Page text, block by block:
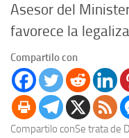
Asesor del
favorece la
Compartilo con
Compartilo conSe trata de